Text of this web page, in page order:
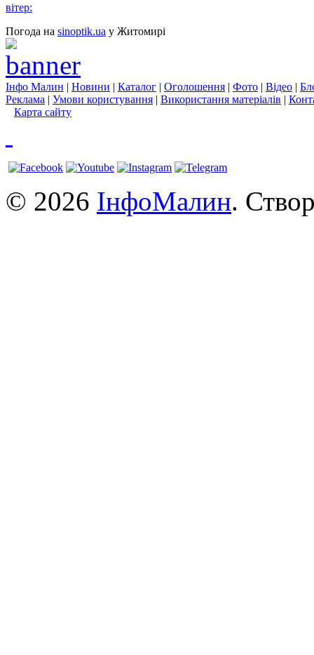
вітер:
Погода на sinoptik.ua у Житомирі
Інфо Малин | Новини | Каталог | Оголошення | Фото | Відео |
Реклама | Умови користування | Використання матеріалів |
Карта сайту
© 2026 ІнфоМалин.